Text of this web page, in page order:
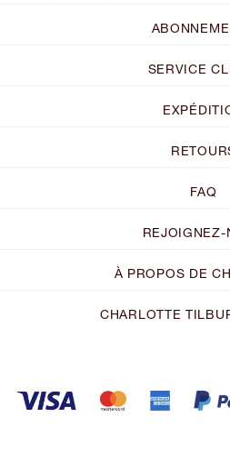
SERVICE
FAQ
REJOIGNEZ-
À PROPOS DE
CHARLOTTE